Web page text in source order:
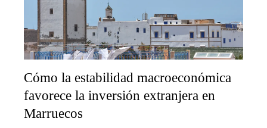
Cómo la estabilidad macroeconómica
favorece la inversión extranjera en
Marruecos